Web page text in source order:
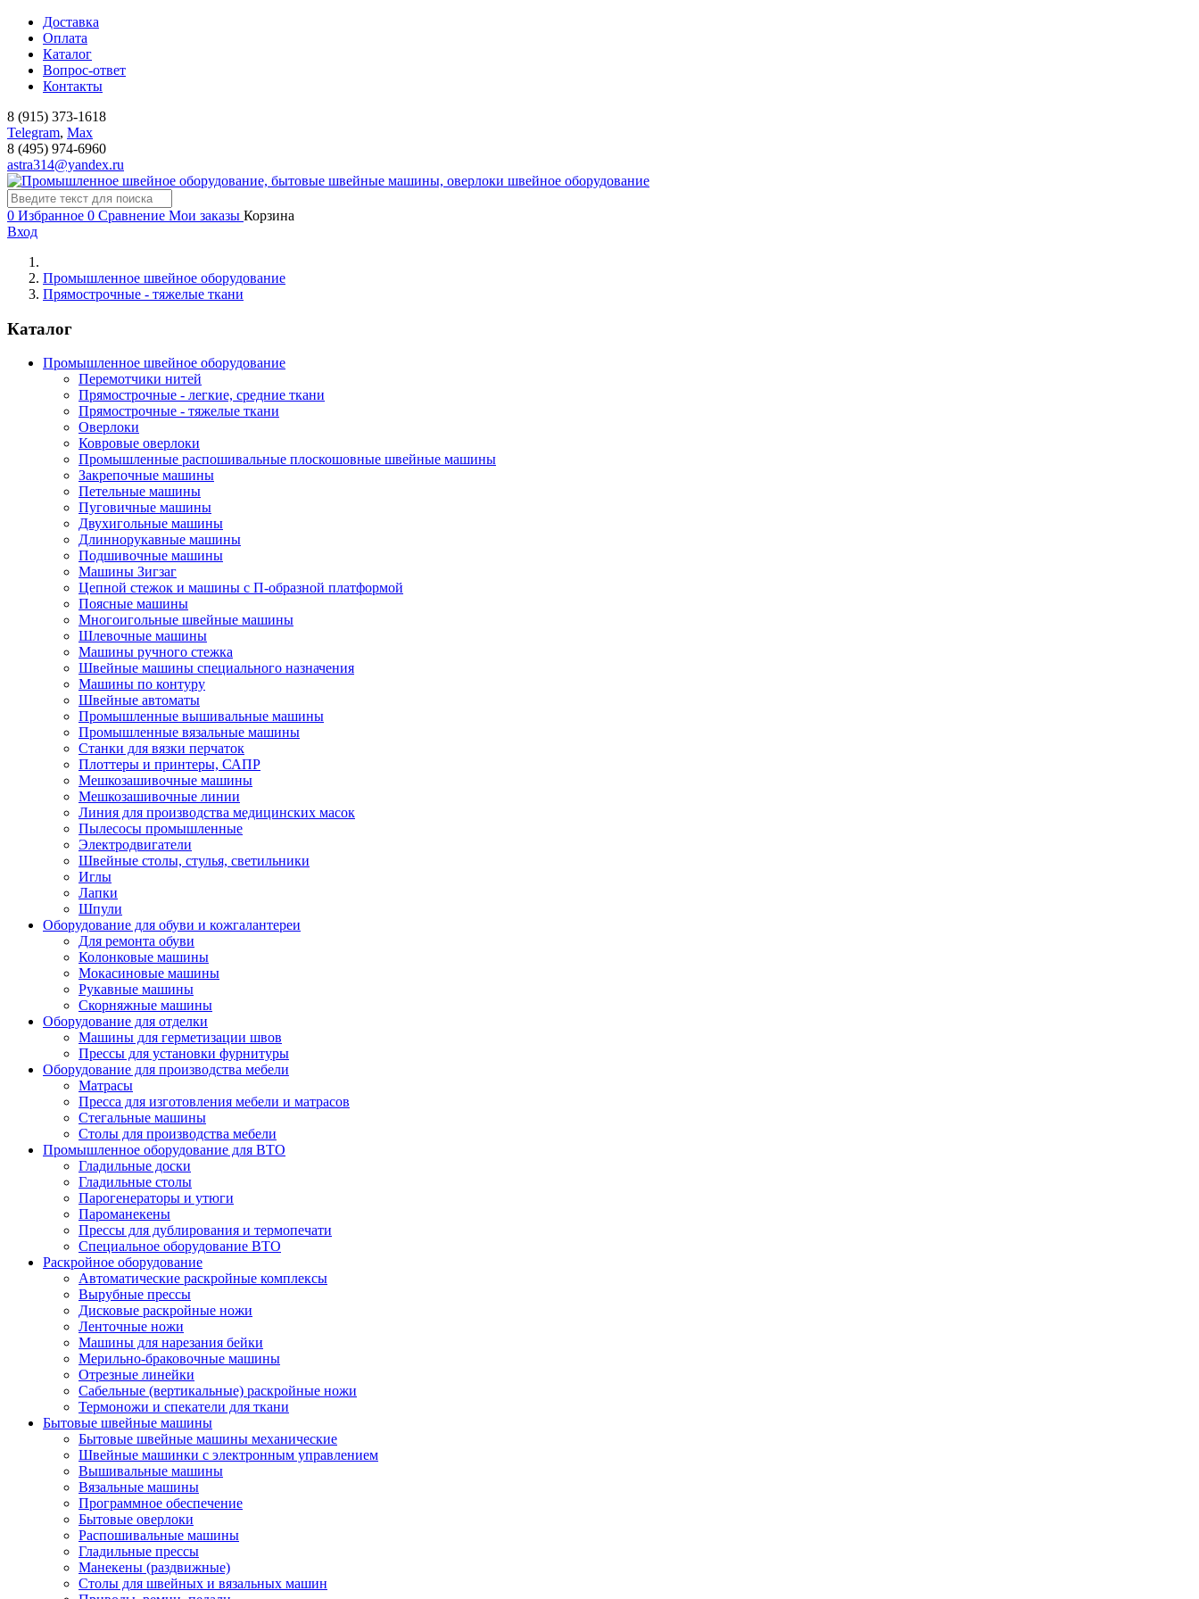
Доставка
Оплата
Каталог
Вопрос-ответ
Контакты
8 (915) 373-1618
Telegram, Мах
8 (495) 974-6960
astra314@yandex.ru
швейное оборудование
0 Избранное 0 Сравнение Мои заказы Корзина
Вход
Промышленное швейное оборудование
Прямострочные - тяжелые ткани
Каталог
Промышленное швейное оборудование
Перемотчики нитей
Прямострочные - легкие, средние ткани
Прямострочные - тяжелые ткани
Оверлоки
Ковровые оверлоки
Промышленные распошивальные плоскошовные швейные машины
Закрепочные машины
Петельные машины
Пуговичные машины
Двухигольные машины
Длиннорукавные машины
Подшивочные машины
Машины Зигзаг
Цепной стежок и машины с П-образной платформой
Поясные машины
Многоигольные швейные машины
Шлевочные машины
Машины ручного стежка
Швейные машины специального назначения
Машины по контуру
Швейные автоматы
Промышленные вышивальные машины
Промышленные вязальные машины
Станки для вязки перчаток
Плоттеры и принтеры, САПР
Мешкозашивочные машины
Мешкозашивочные линии
Линия для производства медицинских масок
Пылесосы промышленные
Электродвигатели
Швейные столы, стулья, светильники
Иглы
Лапки
Шпули
Оборудование для обуви и кожгалантереи
Для ремонта обуви
Колонковые машины
Мокасиновые машины
Рукавные машины
Скорняжные машины
Оборудование для отделки
Машины для герметизации швов
Прессы для установки фурнитуры
Оборудование для производства мебели
Матрасы
Пресса для изготовления мебели и матрасов
Стегальные машины
Столы для производства мебели
Промышленное оборудование для ВТО
Гладильные доски
Гладильные столы
Парогенераторы и утюги
Пароманекены
Прессы для дублирования и термопечати
Специальное оборудование ВТО
Раскройное оборудование
Автоматические раскройные комплексы
Вырубные прессы
Дисковые раскройные ножи
Ленточные ножи
Машины для нарезания бейки
Мерильно-браковочные машины
Отрезные линейки
Сабельные (вертикальные) раскройные ножи
Термоножи и спекатели для ткани
Бытовые швейные машины
Бытовые швейные машины механические
Швейные машинки с электронным управлением
Вышивальные машины
Вязальные машины
Программное обеспечение
Бытовые оверлоки
Распошивальные машины
Гладильные прессы
Манекены (раздвижные)
Столы для швейных и вязальных машин